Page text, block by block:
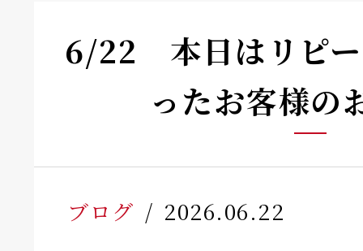
6/22 本日はリピー
ったお客様の
ブログ 2026.06.22